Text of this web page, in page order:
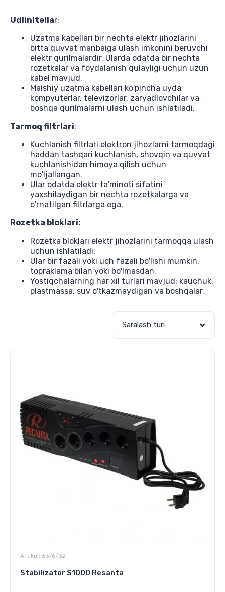
Udlinitellar:
Uzatma kabellari bir nechta elektr jihozlarini
bitta quvvat manbaiga ulash imkonini beruvchi
elektr qurilmalardir. Ularda odatda bir nechta
rozetkalar va foydalanish qulayligi uchun uzun
kabel mavjud.
Maishiy uzatma kabellari ko'pincha uyda
kompyuterlar, televizorlar, zaryadlovchilar va
boshqa qurilmalarni ulash uchun ishlatiladi.
Tarmoq filtrlari:
Kuchlanish filtrlari elektron jihozlarni tarmoqdagi
haddan tashqari kuchlanish, shovqin va quvvat
kuchlanishidan himoya qilish uchun
mo'ljallangan.
Ular odatda elektr ta'minoti sifatini
yaxshilaydigan bir nechta rozetkalarga va
o'rnatilgan filtrlarga ega.
Rozetka bloklari:
Rozetka bloklari elektr jihozlarini tarmoqqa ulash
uchun ishlatiladi.
Ular bir fazali yoki uch fazali bo'lishi mumkin,
topraklama bilan yoki bo'lmasdan.
Yostiqchalarning har xil turlari mavjud: kauchuk,
plastmassa, suv o'tkazmaydigan va boshqalar.
Saralash turi
Artikul: 63/6/32
Stabilizator S1000 Resanta